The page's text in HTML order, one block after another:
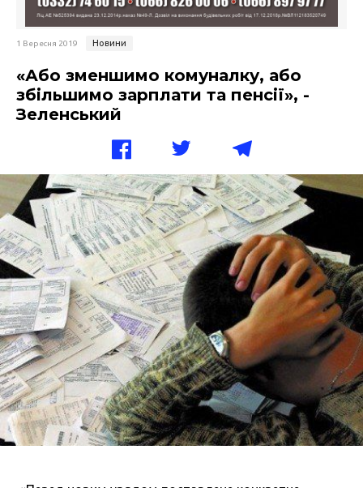
1 Вересня 2019 Новини
«Або зменшимо комуналку, або
збільшимо зарплати та пенсії», -
Зеленський